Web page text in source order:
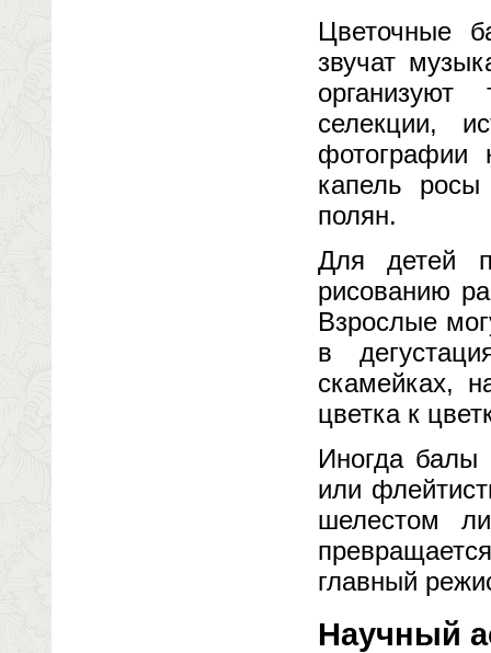
Цветочные
звучат
организуют
селекции,
фотографии
капель
полян.
Для детей
рисованию
Взрослые
в
скамейках,
цветка к
Иногда балы
или
шелестом
главный
Научный